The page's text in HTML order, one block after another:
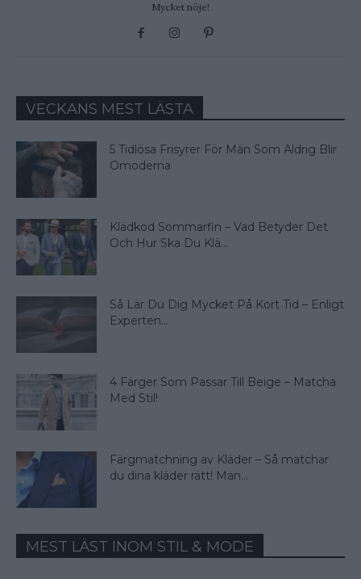
Mycket nöje!
VECKANS MEST LÄSTA
5 Tidlösa Frisyrer För Män Som Aldrig Blir
Omoderna
Klädkod Sommarfin – Vad Betyder Det
Och Hur Ska Du Klä...
Så Lär Du Dig Mycket På Kort Tid – Enligt
Experten...
4 Färger Som Passar Till Beige – Matcha
Med Stil!
Färgmatchning av Kläder – Så matchar
du dina kläder rätt! Man...
MEST LÄST INOM STIL & MODE